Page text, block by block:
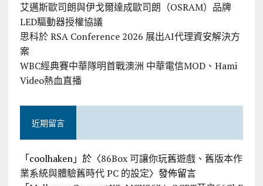
艾邁斯歐司朗與伊戈爾達成歐司朗（OSRAM）品牌
LED驅動器授權協議
思科於 RSA Conference 2026 展出AI代理資安解決方
案
WBC經典賽中華隊明首戰澳洲 中華電信MOD、Hami
Video熱血直播
近期留言
「coolhaken」於〈86Box 可讓你玩舊遊戲、舊版本作
業系統與體驗舊時代 PC 的設定〉發佈留言